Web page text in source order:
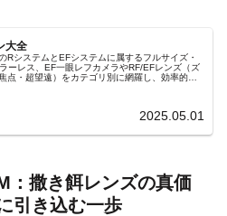
大全
RシステムとEFシステムに属するフルサイズ・
ーレス、EF一眼レフカメラやRF/EFレンズ（ズ
点・超望遠）をカテゴリ別に網羅し、効率的に
2025.05.01
：撒き餌レンズの真価
引き込む一歩